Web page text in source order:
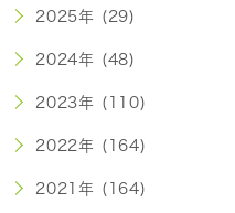
2025年 (29)
2024年 (48)
2023年 (110)
2022年 (164)
2021年 (164)